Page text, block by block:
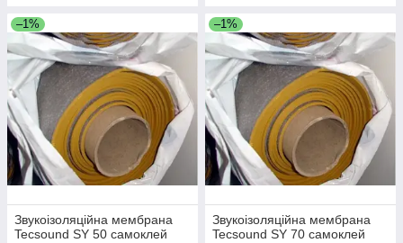
–1%
Звукоізоляційна мембрана
Tecsound SY 50 самоклей
–1%
Звукоізоляційна мембрана
Tecsound SY 70 самоклей